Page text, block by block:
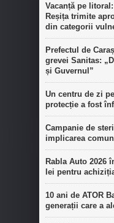
Vacanță pe
Reșița trimite
din categorii
Prefectul de
grevei Sanitas:
și Guvernul”
Un centru de zi
protecție a fost
Campanie de
implicarea
Rabla Auto 2026
lei pentru
10 ani de ATOR
generații care a